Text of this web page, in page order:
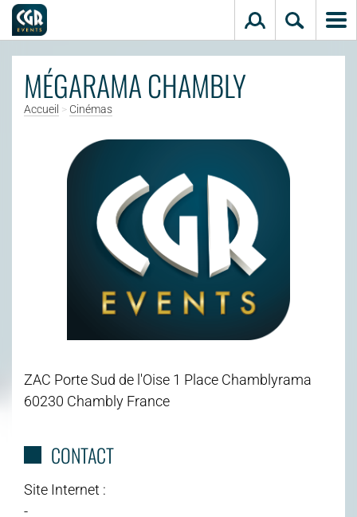
Aller au contenu principal
MÉGARAMA CHAMBLY
Accueil > Cinémas
ZAC Porte Sud de l'Oise 1 Place Chamblyrama
60230 Chambly France
CONTACT
Site Internet :
-